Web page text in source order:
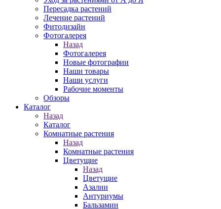
Пересадка растений
Лечение растений
Фитодизайн
Фотогалерея
Назад
Фотогалерея
Новые фотографии
Наши товары
Наши услуги
Рабочие моменты
Обзоры
Каталог
Назад
Каталог
Комнатные растения
Назад
Комнатные растения
Цветущие
Назад
Цветущие
Азалии
Антуриумы
Бальзамин